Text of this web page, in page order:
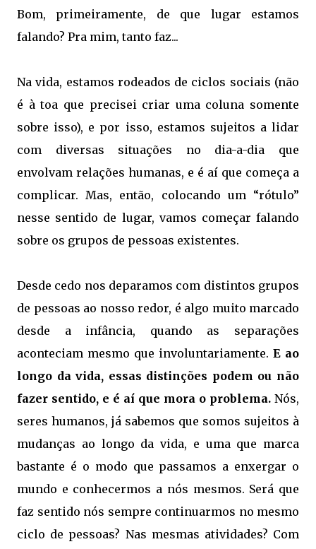
Bom, primeiramente, de que lugar estamos
falando? Pra mim, tanto faz...
Na vida, estamos rodeados de ciclos sociais (não
é à toa que precisei criar uma coluna somente
sobre isso), e por isso, estamos sujeitos a lidar
com diversas situações no dia-a-dia que
envolvam relações humanas, e é aí que começa a
complicar. Mas, então, colocando um “rótulo”
nesse sentido de lugar, vamos começar falando
sobre os grupos de pessoas existentes.
Desde cedo nos deparamos com distintos grupos
de pessoas ao nosso redor, é algo muito marcado
desde a infância, quando as separações
aconteciam mesmo que involuntariamente. E ao
longo da vida, essas distinções podem ou não
fazer sentido, e é aí que mora o problema. Nós,
seres humanos, já sabemos que somos sujeitos à
mudanças ao longo da vida, e uma que marca
bastante é o modo que passamos a enxergar o
mundo e conhecermos a nós mesmos. Será que
faz sentido nós sempre continuarmos no mesmo
ciclo de pessoas? Nas mesmas atividades? Com